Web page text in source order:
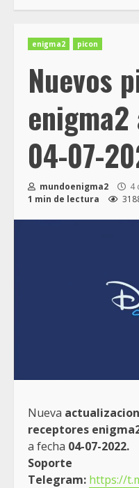
enigma2 picon
Nuevos
04-07-
mundoenigma2
4
1 min de lectura
Nueva
receptores
a fecha 04-07-2022.
Soporte
Telegram: https://